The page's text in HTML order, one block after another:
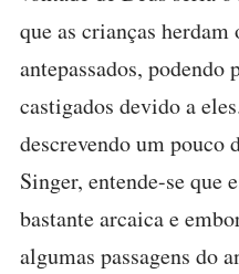
que as crianças herdam
antepassados,
castigados devido a
descrevendo um pouco
Singer, entende-se que
bastante arcaica e
algumas passagens do